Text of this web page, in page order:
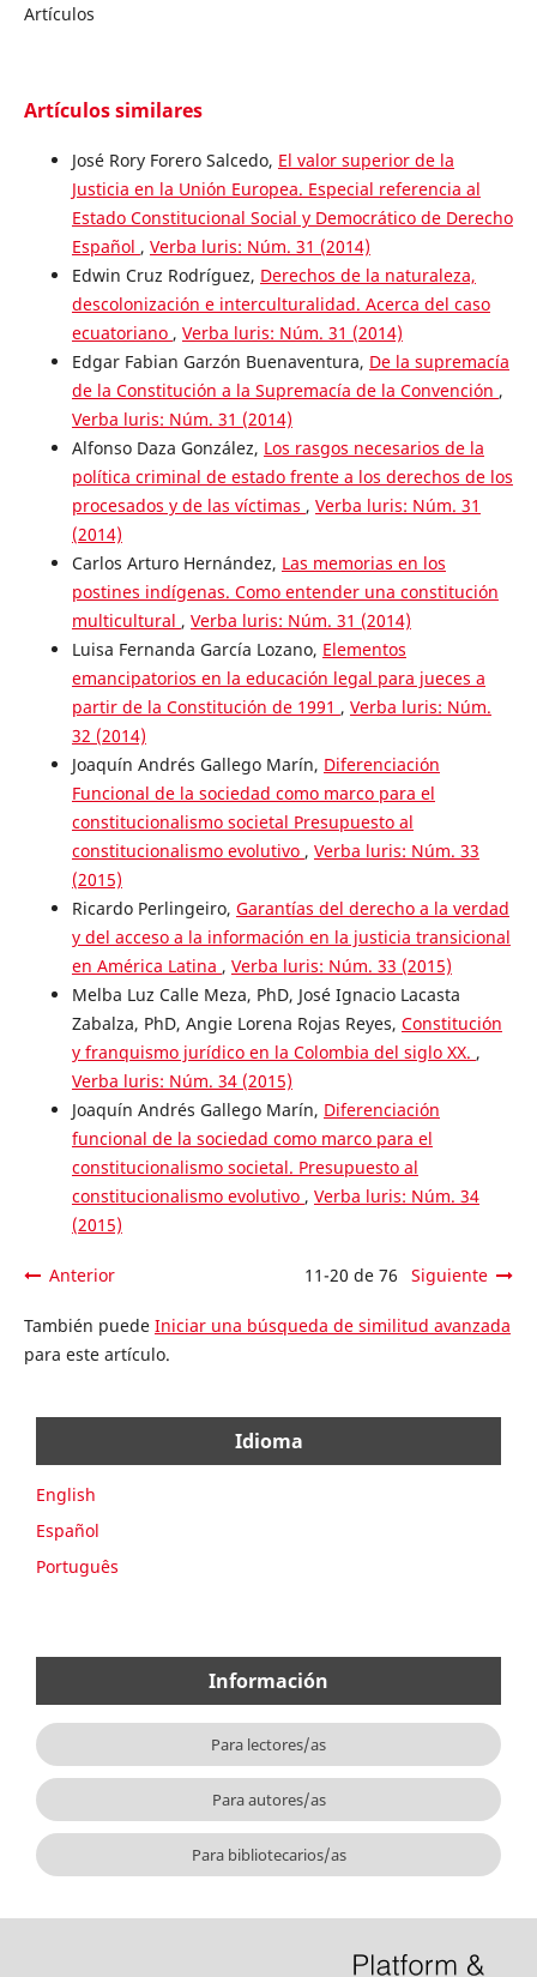
Artículos
Artículos similares
José Rory Forero Salcedo, El valor superior de la
Justicia en la Unión Europea. Especial referencia al
Estado Constitucional Social y Democrático de Derecho
Español , Verba luris: Núm. 31 (2014)
Edwin Cruz Rodríguez, Derechos de la naturaleza,
descolonización e interculturalidad. Acerca del caso
ecuatoriano , Verba luris: Núm. 31 (2014)
Edgar Fabian Garzón Buenaventura, De la supremacía
de la Constitución a la Supremacía de la Convención ,
Verba luris: Núm. 31 (2014)
Alfonso Daza González, Los rasgos necesarios de la
política criminal de estado frente a los derechos de los
procesados y de las víctimas , Verba luris: Núm. 31
(2014)
Carlos Arturo Hernández, Las memorias en los
postines indígenas. Como entender una constitución
multicultural , Verba luris: Núm. 31 (2014)
Luisa Fernanda García Lozano, Elementos
emancipatorios en la educación legal para jueces a
partir de la Constitución de 1991 , Verba luris: Núm.
32 (2014)
Joaquín Andrés Gallego Marín, Diferenciación
Funcional de la sociedad como marco para el
constitucionalismo societal Presupuesto al
constitucionalismo evolutivo , Verba luris: Núm. 33
(2015)
Ricardo Perlingeiro, Garantías del derecho a la verdad
y del acceso a la información en la justicia transicional
en América Latina , Verba luris: Núm. 33 (2015)
Melba Luz Calle Meza, PhD, José Ignacio Lacasta
Zabalza, PhD, Angie Lorena Rojas Reyes, Constitución
y franquismo jurídico en la Colombia del siglo XX. ,
Verba luris: Núm. 34 (2015)
Joaquín Andrés Gallego Marín, Diferenciación
funcional de la sociedad como marco para el
constitucionalismo societal. Presupuesto al
constitucionalismo evolutivo , Verba luris: Núm. 34
(2015)
Anterior 11-20 de 76 Siguiente
También puede Iniciar una búsqueda de similitud avanzada
para este artículo.
Idioma
English
Español
Português
Información
Para lectores/as
Para autores/as
Para bibliotecarios/as